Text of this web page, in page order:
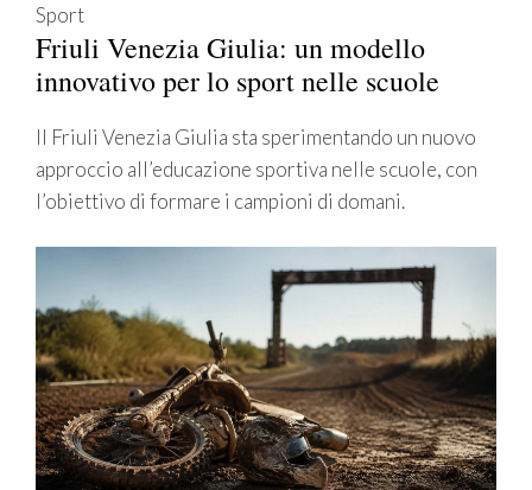
Sport
Friuli Venezia Giulia: un modello
innovativo per lo sport nelle scuole
Il Friuli Venezia Giulia sta sperimentando un nuovo
approccio all’educazione sportiva nelle scuole, con
l’obiettivo di formare i campioni di domani.